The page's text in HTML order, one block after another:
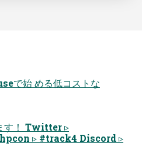
で始 める低コストな
す！ Twitter ▹
▹ #track4 Discord ▹